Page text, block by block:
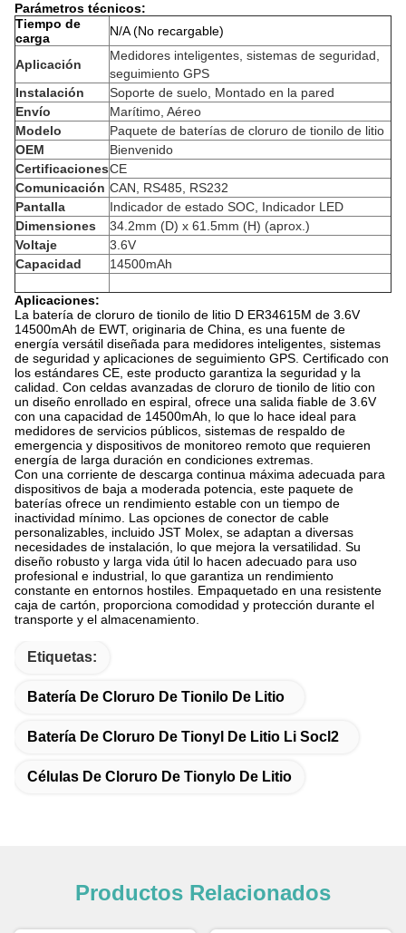
Parámetros técnicos:
Tiempo de
carga
N/A (No recargable)
Aplicación
Medidores inteligentes, sistemas de seguridad,
seguimiento GPS
Instalación
Soporte de suelo, Montado en la pared
Envío
Marítimo, Aéreo
Modelo
Paquete de baterías de cloruro de tionilo de litio
OEM
Bienvenido
CertificacionesCE
Comunicación CAN, RS485, RS232
Pantalla
Indicador de estado SOC, Indicador LED
Dimensiones
34.2mm (D) x 61.5mm (H) (aprox.)
Voltaje
3.6V
Capacidad
14500mAh
Aplicaciones:
La batería de cloruro de tionilo de litio D ER34615M de 3.6V
14500mAh de EWT, originaria de China, es una fuente de
energía versátil diseñada para medidores inteligentes, sistemas
de seguridad y aplicaciones de seguimiento GPS. Certificado con
los estándares CE, este producto garantiza la seguridad y la
calidad. Con celdas avanzadas de cloruro de tionilo de litio con
un diseño enrollado en espiral, ofrece una salida fiable de 3.6V
con una capacidad de 14500mAh, lo que lo hace ideal para
medidores de servicios públicos, sistemas de respaldo de
emergencia y dispositivos de monitoreo remoto que requieren
energía de larga duración en condiciones extremas.
Con una corriente de descarga continua máxima adecuada para
dispositivos de baja a moderada potencia, este paquete de
baterías ofrece un rendimiento estable con un tiempo de
inactividad mínimo. Las opciones de conector de cable
personalizables, incluido JST Molex, se adaptan a diversas
necesidades de instalación, lo que mejora la versatilidad. Su
diseño robusto y larga vida útil lo hacen adecuado para uso
profesional e industrial, lo que garantiza un rendimiento
constante en entornos hostiles. Empaquetado en una resistente
caja de cartón, proporciona comodidad y protección durante el
transporte y el almacenamiento.
Etiquetas:
Batería De Cloruro De Tionilo De Litio
Batería De Cloruro De Tionyl De Litio Li Socl2
Células De Cloruro De Tionylo De Litio
Productos Relacionados